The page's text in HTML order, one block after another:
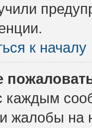
к началу
каждым
жалобы на